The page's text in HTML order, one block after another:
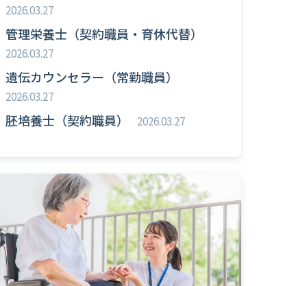
2026.03.27
管理栄養士（契約職員・育休代替）
2026.03.27
遺伝カウンセラー（常勤職員）
2026.03.27
胚培養士（契約職員） 2026.03.27